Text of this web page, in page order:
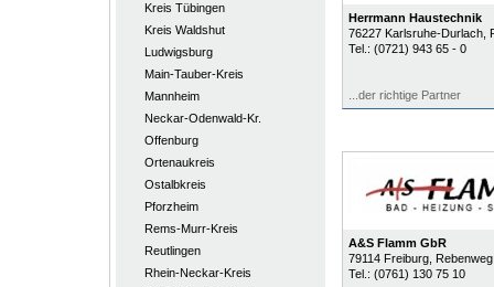
Kreis Tübingen
Kreis Waldshut
Ludwigsburg
Main-Tauber-Kreis
Mannheim
Neckar-Odenwald-Kr.
Offenburg
Ortenaukreis
Ostalbkreis
Pforzheim
Rems-Murr-Kreis
Reutlingen
Rhein-Neckar-Kreis
Herrmann Haustechnik
76227 Karlsruhe-Durlach,
Tel.: (0721) 943 65 - 0
...der richtige Partner
A&S Flamm GbR
79114 Freiburg,
Tel.: (0761) 130 75 10